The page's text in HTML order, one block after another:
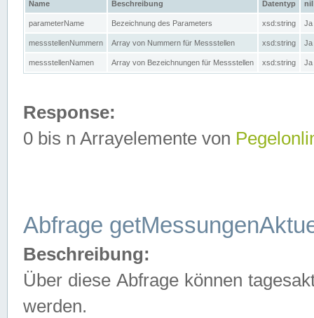
Name Beschreibung Datentyp nil
parameterName Bezeichnung des Parameters xsd:string Ja
messstellenNummern Array von Nummern für Messstellen xsd:string Ja
messstellenNamen Array von Bezeichnungen für Messstellen xsd:string Ja
Response:
0 bis n Arrayelemente von
Abfrage
Beschreibung:
Über diese Abfrage können
werden.